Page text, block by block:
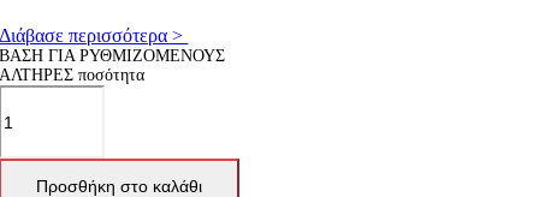
Διάβασε περισσότερα >
ΒΑΣΗ ΓΙΑ ΡΥΘΜΙΖΟΜΕΝΟΥΣ
ΑΛΤΗΡΕΣ ποσότητα
Προσθήκη στο καλάθι